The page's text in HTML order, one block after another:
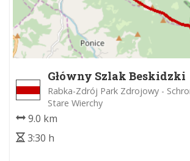
Główny Szlak Beskidzki
Rabka-Zdrój Park Zdrojowy -
Stare Wierchy
9.0 km
3:30 h